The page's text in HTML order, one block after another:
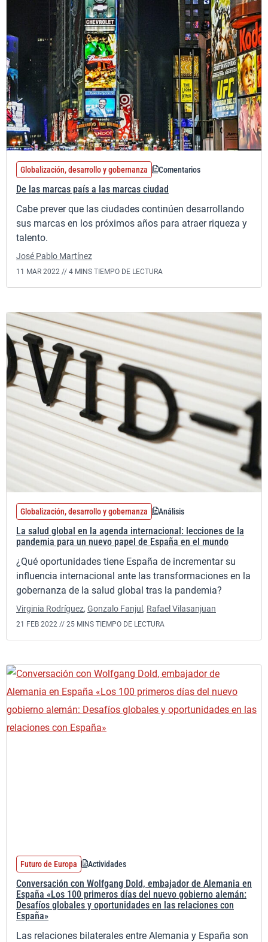
Globalización, desarrollo y gobernanza Comentarios
De las marcas país a las marcas ciudad
Cabe prever que las ciudades continúen desarrollando
sus marcas en los próximos años para atraer riqueza y
talento.
José Pablo Martínez
11 MAR 2022 // 4 MINS TIEMPO DE LECTURA
Globalización, desarrollo y gobernanza Análisis
La salud global en la agenda internacional: lecciones de la
pandemia para un nuevo papel de España en el mundo
¿Qué oportunidades tiene España de incrementar su
influencia internacional ante las transformaciones en la
gobernanza de la salud global tras la pandemia?
Virginia Rodríguez, Gonzalo Fanjul , Rafael Vilasanjuan
21 FEB 2022 // 25 MINS TIEMPO DE LECTURA
Futuro de Europa Actividades
Conversación con Wolfgang Dold, embajador de Alemania en
España «Los 100 primeros días del nuevo gobierno alemán:
Desafíos globales y oportunidades en las relaciones con
España»
Las relaciones bilaterales entre Alemania y España son